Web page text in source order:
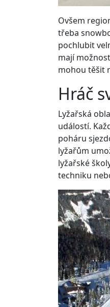
Ovšem
třeba
pochlubit
mají
mohou těšit
Hráč
Lyžařská
událostí.
poháru
lyžařům
lyžařské
techniku